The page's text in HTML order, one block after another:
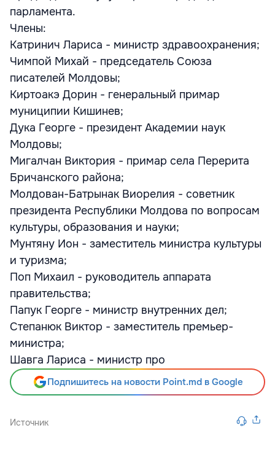
парламента.
Члены:
Катринич Лариса - министр здравоохранения;
Чимпой Михай - председатель Союза
писателей Молдовы;
Киртоакэ Дорин - генеральный примар
муниципии Кишинев;
Дука Георге - президент Академии наук
Молдовы;
Мигалчан Виктория - примар села Перерита
Бричанского района;
Молдован-Батрынак Виорелия - советник
президента Республики Молдова по вопросам
культуры, образования и науки;
Мунтяну Ион - заместитель министра культуры
и туризма;
Поп Михаил - руководитель аппарата
правительства;
Папук Георге - министр внутренних дел;
Степанюк Виктор - заместитель премьер-
министра;
Шавга Лариса - министр про
Подпишитесь на новости Point.md в Google
Источник